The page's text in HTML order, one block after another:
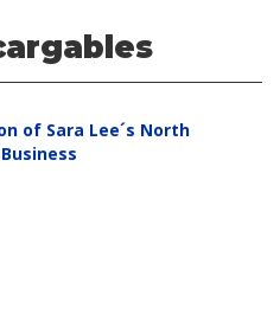
of Sara Lee´s North